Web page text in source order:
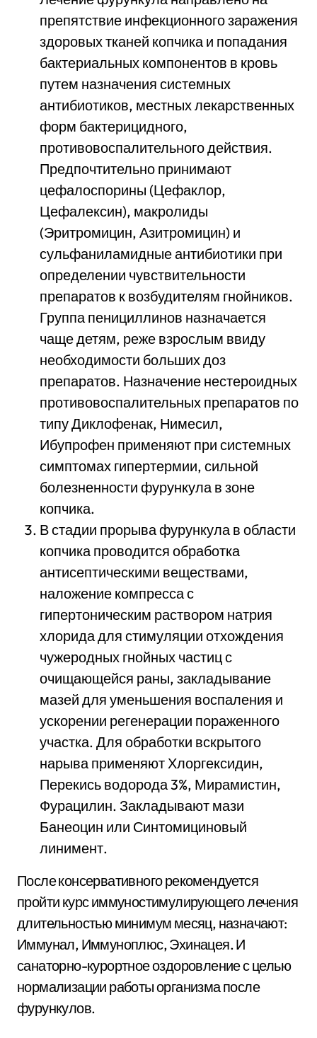
препятствие инфекционного заражения
здоровых тканей копчика и попадания
бактериальных компонентов в кровь
путем назначения системных
антибиотиков, местных лекарственных
форм бактерицидного,
противовоспалительного действия.
Предпочтительно принимают
цефалоспорины (Цефаклор,
Цефалексин), макролиды
(Эритромицин, Азитромицин) и
сульфаниламидные антибиотики при
определении чувствительности
препаратов к возбудителям гнойников.
Группа пенициллинов назначается
чаще детям, реже взрослым ввиду
необходимости больших доз
препаратов. Назначение нестероидных
противовоспалительных препаратов по
типу Диклофенак, Нимесил,
Ибупрофен применяют при системных
симптомах гипертермии, сильной
болезненности фурункула в зоне
копчика.
В стадии прорыва фурункула в области
копчика проводится обработка
антисептическими веществами,
наложение компресса с
гипертоническим раствором натрия
хлорида для стимуляции отхождения
чужеродных гнойных частиц с
очищающейся раны, закладывание
мазей для уменьшения воспаления и
ускорении регенерации пораженного
участка. Для обработки вскрытого
нарыва применяют Хлоргексидин,
Перекись водорода 3%, Мирамистин,
Фурацилин. Закладывают мази
Банеоцин или Синтомициновый
линимент.
После консервативного рекомендуется
пройти курс иммуностимулирующего лечения
длительностью минимум месяц, назначают:
Иммунал, Иммуноплюс, Эхинацея. И
санаторно-курортное оздоровление с целью
нормализации работы организма после
фурункулов.